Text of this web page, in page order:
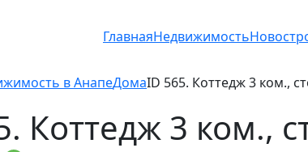
ГлавнаяНедвижимость
в АнапеДомаID 565. Коттедж 3 ком.,
Коттедж 3 ком.,